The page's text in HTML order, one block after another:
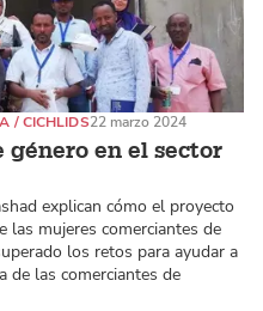
género en el sector
/ CICHLIDS22 marzo 2024
explican cómo el proyecto
las mujeres comerciantes de
los retos para ayudar a
de las comerciantes de